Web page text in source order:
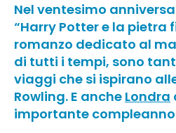
Nel ventesimo
“Harry Potter e la pietra
romanzo dedicato al
di tutti i tempi, sono
viaggi che si ispirano
Rowling. E anche Londra
importante